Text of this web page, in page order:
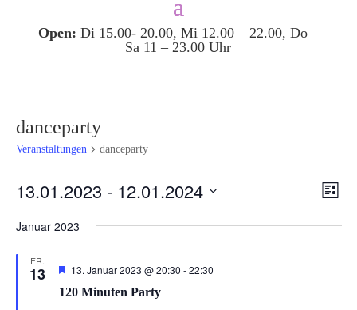
Open: Di 15.00- 20.00, Mi 12.00 – 22.00, Do –
Sa 11 – 23.00 Uhr
danceparty
Veranstaltungen danceparty
Veranstaltungen Liste
13.01.2023 - 12.01.2024
wählen.
Januar 2023
FR.
13
120 Minuten Party
Hervorgehoben
13. Januar 2023 @ 20:30 -22:30